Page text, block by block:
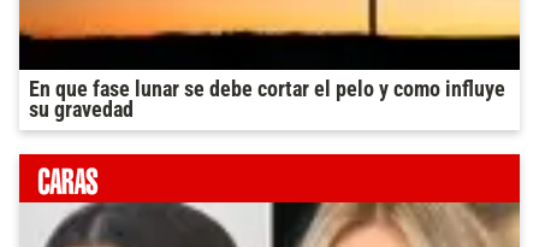
En que fase lunar se debe cortar el pelo y como influye
su gravedad